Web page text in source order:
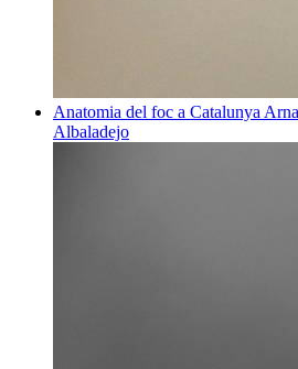
Anatomia del foc a Catalunya
Albaladejo